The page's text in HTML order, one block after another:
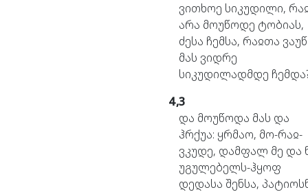
ვითხოე სიკუდილი,
არა მოუწოდე ტობიას,
ძესა ჩემსა, რაჲთა
მას ვიდრე
სიკუდილადმდე
4,3
და მოუწოდა მას და
ჰრქუა: ყრმაო, მო-რაჲ-
ვკუდე, დამფალ მე და
უგულებელს-ჰყოფ
დედასა შენსა,